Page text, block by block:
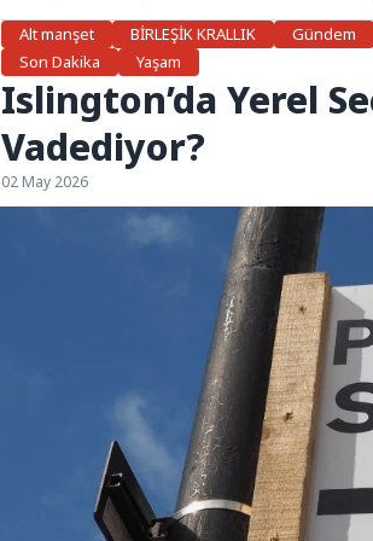
Alt manşet
BİRLEŞİK KRALLIK Gündem
Son Dakika
Yaşam
Islington’da Yerel
Vadediyor?
02 May 2026